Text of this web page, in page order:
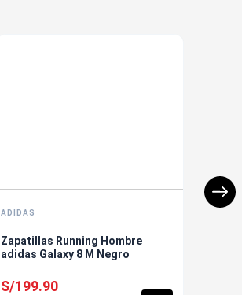
ADIDAS
Zapatillas Running Hombre
adidas Galaxy 8 M Negro
S/199.90